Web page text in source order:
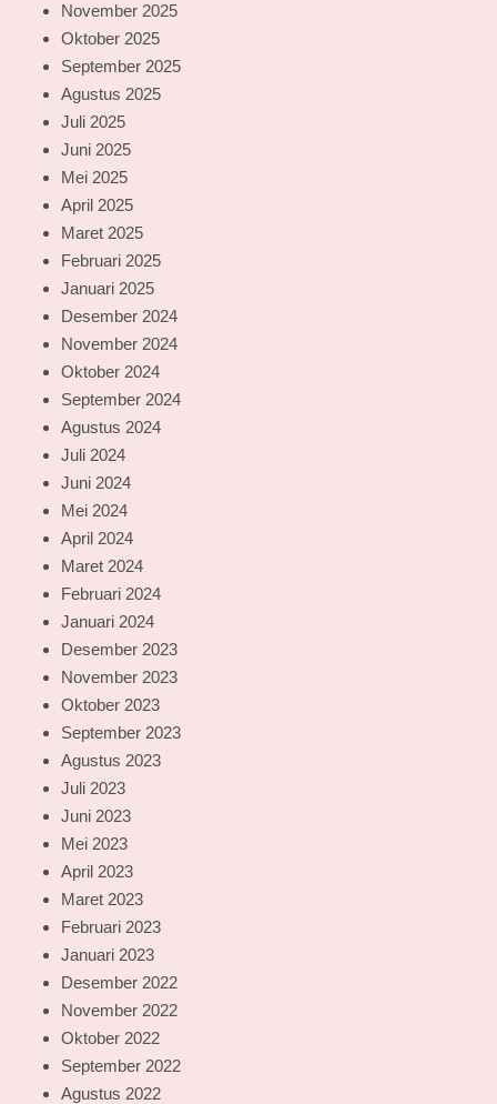
November 2025
Oktober 2025
September 2025
Agustus 2025
Juli 2025
Juni 2025
Mei 2025
April 2025
Maret 2025
Februari 2025
Januari 2025
Desember 2024
November 2024
Oktober 2024
September 2024
Agustus 2024
Juli 2024
Juni 2024
Mei 2024
April 2024
Maret 2024
Februari 2024
Januari 2024
Desember 2023
November 2023
Oktober 2023
September 2023
Agustus 2023
Juli 2023
Juni 2023
Mei 2023
April 2023
Maret 2023
Februari 2023
Januari 2023
Desember 2022
November 2022
Oktober 2022
September 2022
Agustus 2022